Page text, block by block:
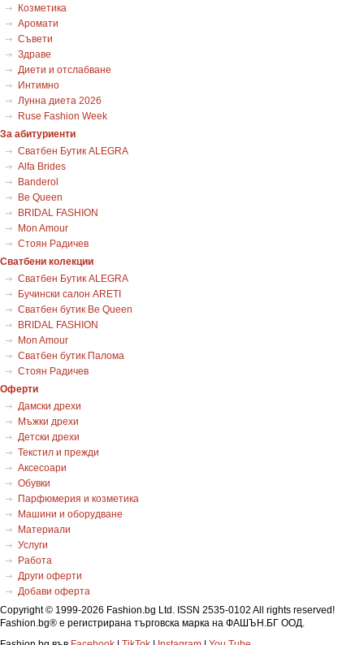
Козметика
Аромати
Съвети
Здраве
Диети и отслабване
Интимно
Лунна диета 2026
Ruse Fashion Week
За абитуриенти
Сватбен Бутик ALEGRA
Alfa Brides
Banderol
Be Queen
BRIDAL FASHION
Mon Amour
Стоян Радичев
Сватбени колекции
Сватбен Бутик ALEGRA
Бучински салон ARETI
Сватбен бутик Be Queen
BRIDAL FASHION
Mon Amour
Сватбен бутик Палома
Стоян Радичев
Оферти
Дамски дрехи
Мъжки дрехи
Детски дрехи
Текстил и прежди
Аксесоари
Обувки
Парфюмерия и козметика
Машини и оборудване
Материали
Услуги
Работа
Други оферти
Добави оферта
Copyright © 1999-2026 Fashion.bg Ltd. ISSN 2535-0102 All rights reserved!
Fashion.bg® е регистрирана търговска марка на ФАШЪН.БГ ООД.